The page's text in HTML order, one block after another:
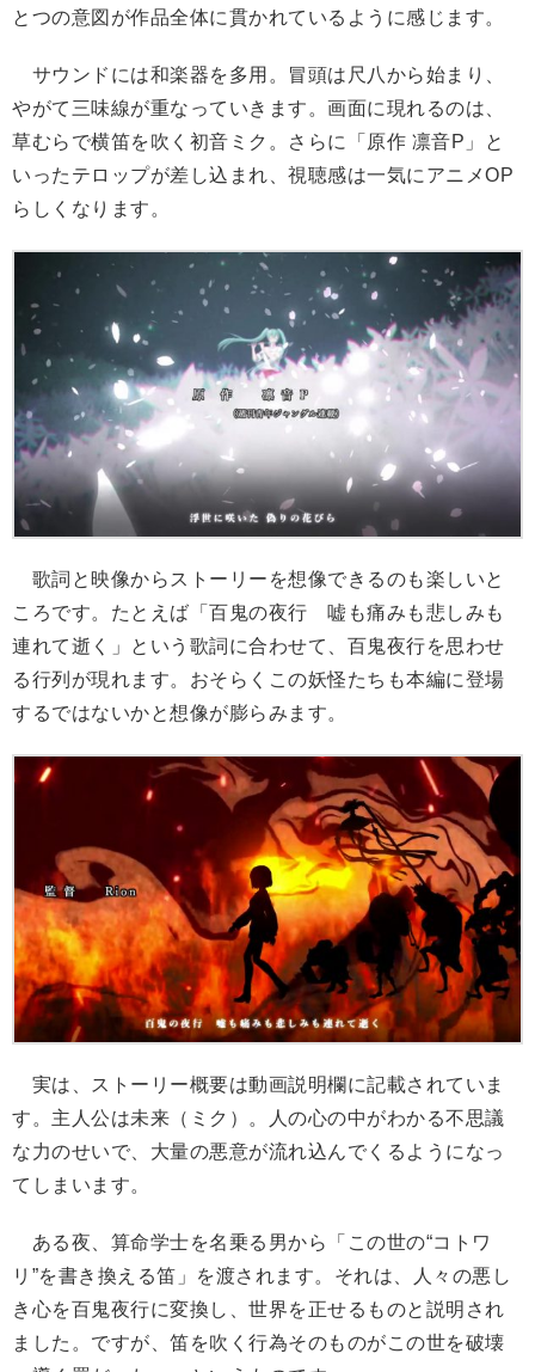
とつの意図が作品全体に貫かれているように感じます。
サウンドには和楽器を多用。冒頭は尺八から始まり、
やがて三味線が重なっていきます。画面に現れるのは、
草むらで横笛を吹く初音ミク。さらに「原作 凛音P」と
いったテロップが差し込まれ、視聴感は一気にアニメOP
らしくなります。
歌詞と映像からストーリーを想像できるのも楽しいと
ころです。たとえば「百鬼の夜行 嘘も痛みも悲しみも
連れて逝く」という歌詞に合わせて、百鬼夜行を思わせ
る行列が現れます。おそらくこの妖怪たちも本編に登場
するではないかと想像が膨らみます。
実は、ストーリー概要は動画説明欄に記載されていま
す。主人公は未来（ミク）。人の心の中がわかる不思議
な力のせいで、大量の悪意が流れ込んでくるようになっ
てしまいます。
ある夜、算命学士を名乗る男から「この世の“コトワ
リ”を書き換える笛」を渡されます。それは、人々の悪し
き心を百鬼夜行に変換し、世界を正せるものと説明され
ました。ですが、笛を吹く行為そのものがこの世を破壊